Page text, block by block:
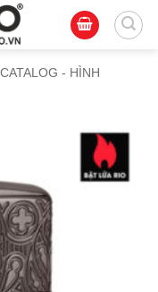
- HÌNH